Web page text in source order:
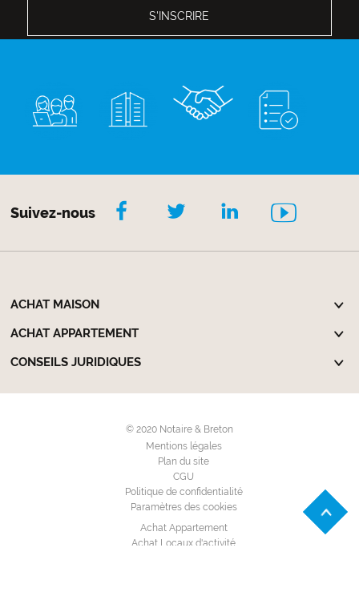
Suivez-nous
ACHAT MAISON
ACHAT APPARTEMENT
CONSEILS JURIDIQUES
© 2020 Notaire & Breton
Mentions légales
Plan du site
CGU
Politique de confidentialité
Paramètres des cookies
Achat Appartement
Achat Locaux d'activité